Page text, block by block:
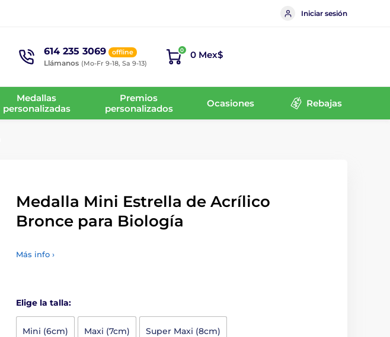
Iniciar sesión
614 235 3069 offline
Llámanos (Mo-Fr 9-18, Sa 9-13)
0 0 Mex$
Medallas
personalizadas
Premios
personalizados
Ocasiones Rebajas
Medalla Mini Estrella de Acrílico
Bronce para Biología
Más info ›
Elige la talla:
Mini (6cm) Maxi (7cm) Super Maxi (8cm)